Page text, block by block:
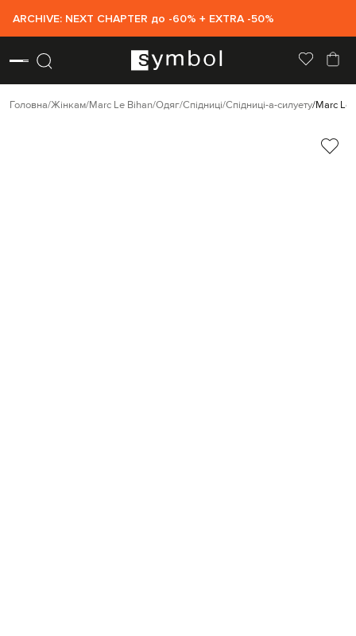
ARCHIVE: NEXT CHAPTER до -60% + EXTRA -50%
Головна Жінкам Marc Le Bihan Одяг Спідниці Спідниці-а-силуету Marc Le